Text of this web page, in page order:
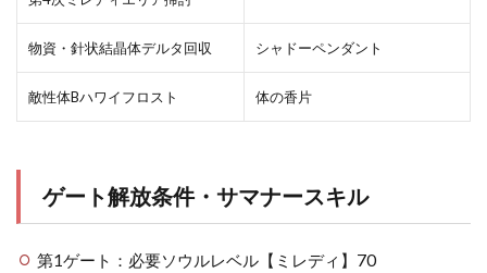
物資・針状結晶体デルタ回収 シャドーペンダント
敵性体Bハワイフロスト 体の香片
ゲート解放条件・サマナースキル
第1ゲート：必要ソウルレベル【ミレディ】70